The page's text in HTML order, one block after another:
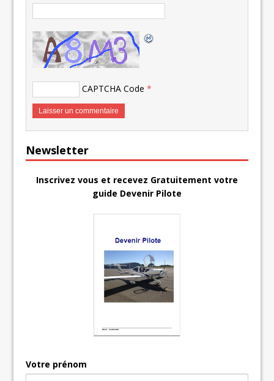
CAPTCHA Code *
Newsletter
Inscrivez vous et recevez Gratuitement votre
guide Devenir Pilote
Votre prénom